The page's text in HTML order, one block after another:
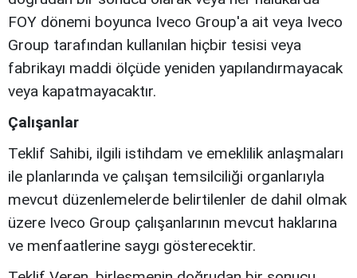
FOY dönemi boyunca Iveco Group'a ait veya Iveco
Group tarafından kullanılan hiçbir tesisi veya
fabrikayı maddi ölçüde yeniden yapılandırmayacak
veya kapatmayacaktır.
Çalışanlar
Teklif Sahibi, ilgili istihdam ve emeklilik anlaşmaları
ile planlarında ve çalışan temsilciliği organlarıyla
mevcut düzenlemelerde belirtilenler de dahil olmak
üzere Iveco Group çalışanlarının mevcut haklarına
ve menfaatlerine saygı gösterecektir.